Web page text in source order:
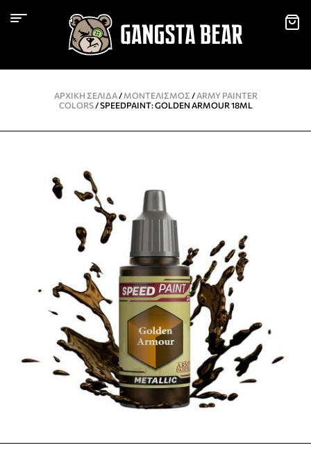
ΑΡΧΙΚΉ ΣΕΛΊΔΑ/ ΜΟΝΤΕΛΙΣΜΌΣ / ARMY PAINTER
COLORS/ SPEEDPAINT: GOLDEN ARMOUR 18ML